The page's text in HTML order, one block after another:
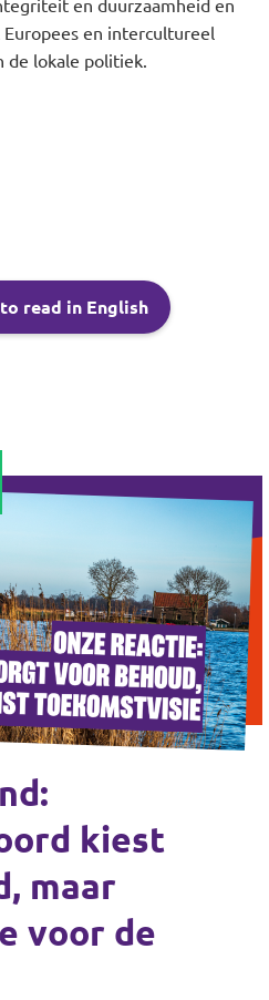
en duurzaamheid en
en intercultureel
de lokale politiek.
read in English
kiest
maar
voor de